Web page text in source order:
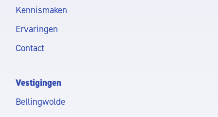
Kennismaken
Ervaringen
Contact
Vestigingen
Bellingwolde